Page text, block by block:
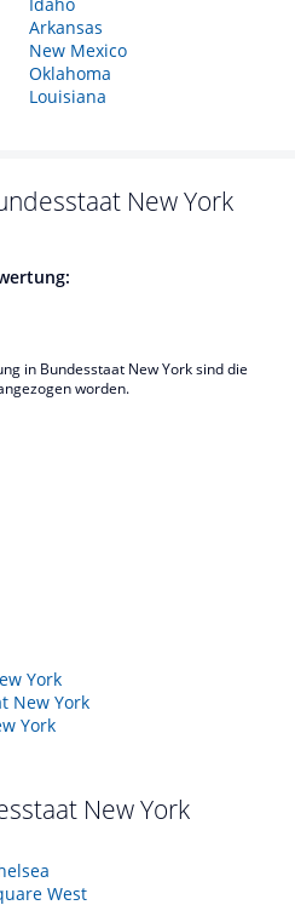
Arkansas
New Mexico
Oklahoma
Louisiana
New York
in Bundesstaat New York sind die
worden.
York
New York
York
New York
West